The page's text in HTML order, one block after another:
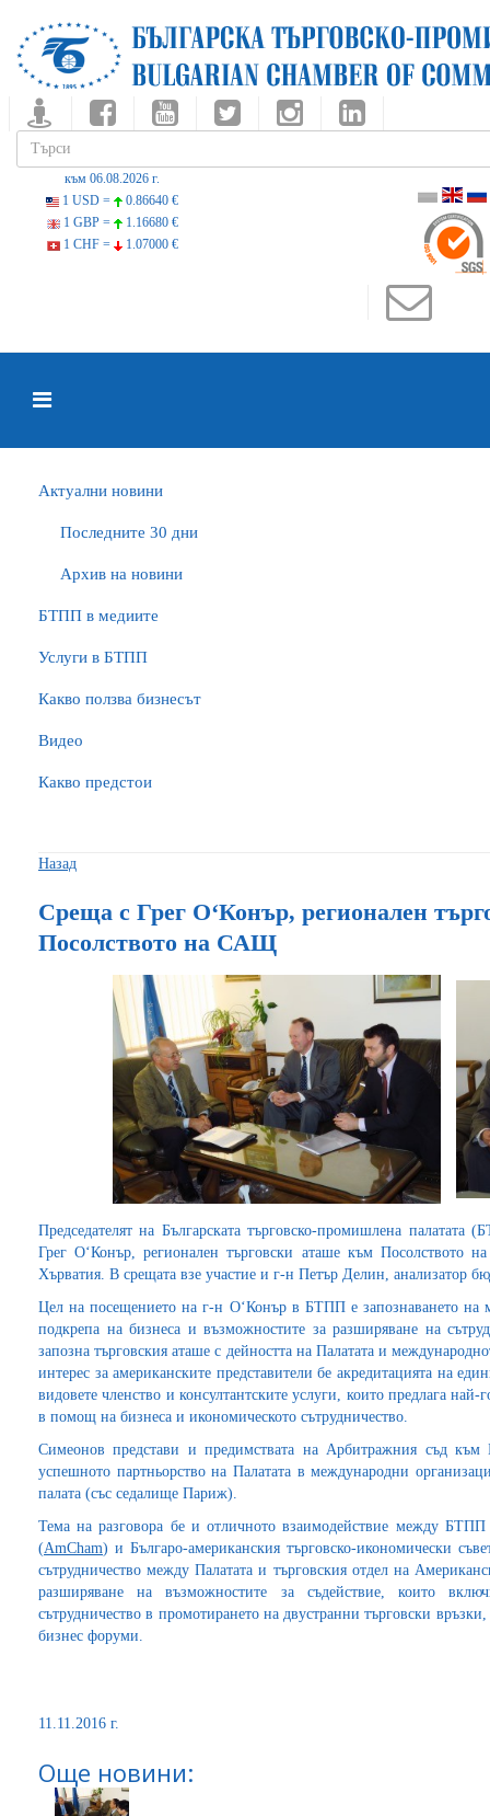
към 06.08.2026 г.
1 USD =
0.86640 €
1 GBP =
1.16680 €
1 CHF =
1.07000 €
Актуални новини
Последните 30 дни
Архив на новини
БTПП в медиите
Услуги в БТПП
Какво ползва бизнесът
Видео
Какво предстои
Назад
Среща с Грег О‘Конър, регионален
Посолството на САЩ
Председателят на Българската търговско-промишлена
Грег О‘Конър, регионален търговски аташе към
Хърватия. В срещата взе участие и г-н Петър Делин,
Цел на посещението на г-н О‘Конър в БТПП е запознаването на
подкрепа на бизнеса и възможностите за разширяване на
запозна търговския аташе с дейността на Палатата и
интерес за американските представители бе акредитацията на
видовете членство и консултантските услуги, които предлага най-
в помощ на бизнеса и икономическото сътрудничество.
Симеонов представи и предимствата на Арбитражния съд
успешното партньорство на Палатата в международни
палата (със седалище Париж).
Тема на разговора бе и отличното взаимодействие между
(AmCham) и Българо-американския търговско-икономически
сътрудничество между Палатата и търговския отдел на
разширяване на възможностите за съдействие, които
сътрудничество в промотирането на двустранни търговски
бизнес форуми.
11.11.2016 г.
Още новини: